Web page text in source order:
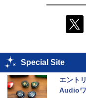
Special Site
エント
Audioワ